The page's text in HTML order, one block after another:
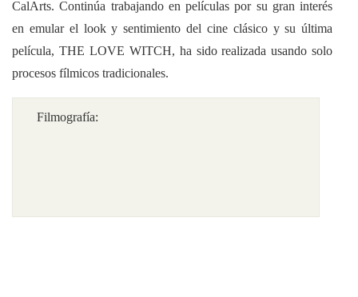
CalArts. Continúa trabajando en películas por su gran interés
en emular el look y sentimiento del cine clásico y su última
película, THE LOVE WITCH, ha sido realizada usando solo
procesos fílmicos tradicionales.
Filmografía: